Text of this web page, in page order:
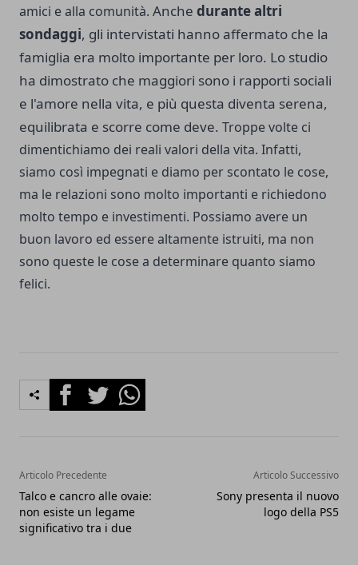
amici e alla comunità. Anche durante altri
sondaggi, gli intervistati hanno affermato che la
famiglia era molto importante per loro. Lo studio
ha dimostrato che maggiori sono i rapporti sociali
e l'amore nella vita, e più questa diventa serena,
equilibrata e scorre come deve. Troppe volte ci
dimentichiamo dei reali valori della vita. Infatti,
siamo così impegnati e diamo per scontato le cose,
ma le relazioni sono molto importanti e richiedono
molto tempo e investimenti. Possiamo avere un
buon lavoro ed essere altamente istruiti, ma non
sono queste le cose a determinare quanto siamo
felici.
FacebookTwitterWhatsapp
Articolo Precedente
Talco e cancro alle ovaie:
non esiste un legame
significativo tra i due
Articolo Successivo
Sony presenta il nuovo
logo della PS5